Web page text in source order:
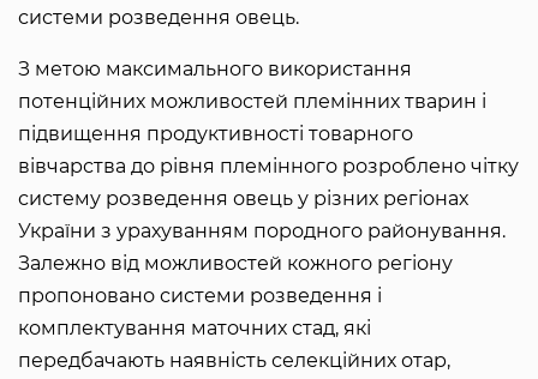
системи розведення овець.
З метою максимального використання
потенційних можливостей племінних тварин і
підвищення продуктивності товарного
вівчарства до рівня племінного розроблено чітку
систему розведення овець у різних регіонах
України з урахуванням породного районування.
Залежно від можливостей кожного регіону
пропоновано системи розведення і
комплектування маточних стад, які
передбачають наявність селекційних отар,